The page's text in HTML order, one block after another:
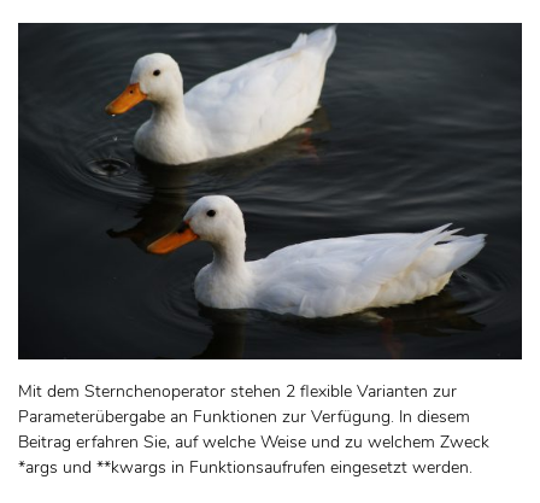
Mit dem Sternchenoperator stehen 2 flexible Varianten zur
Parameterübergabe an Funktionen zur Verfügung. In diesem
Beitrag erfahren Sie, auf welche Weise und zu welchem Zweck
*args und **kwargs in Funktionsaufrufen eingesetzt werden.